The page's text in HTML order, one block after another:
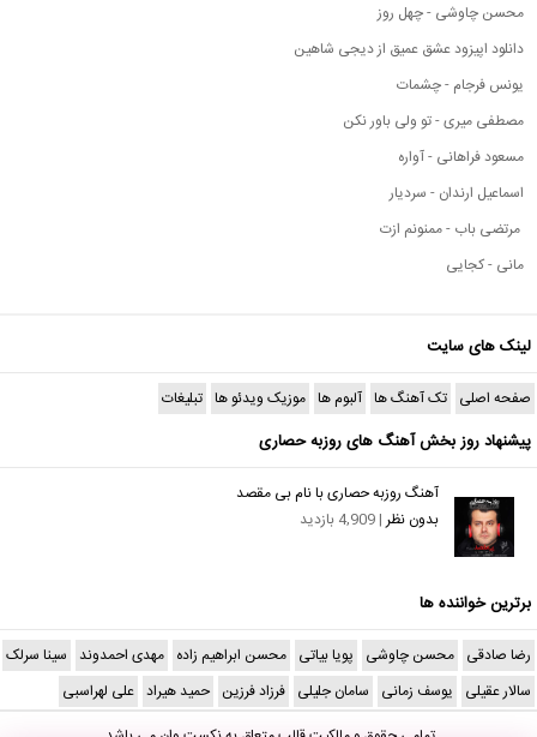
محسن چاوشی - چهل روز
دانلود اپیزود عشق عمیق از دیجی شاهین
یونس فرجام - چشمات
مصطفی میری - تو ولی باور نکن
مسعود فراهانی - آواره
اسماعیل ارندان - سردیار
مرتضی باب - ممنونم ازت
مانی - کجایی
لینک های سایت
صفحه اصلی تک آهنگ ها آلبوم ها موزیک ویدئو ها تبلیغات
پیشنهاد روز بخش آهنگ های روزبه حصاری
آهنگ روزبه حصاری با نام بی مقصد
بدون نظر | 4,909 بازدید
برترین خواننده ها
رضا صادقی محسن چاوشی پویا بیاتی محسن ابراهیم زاده مهدی احمدوند سینا سرلک
سالار عقیلی یوسف زمانی سامان جلیلی فرزاد فرزین حمید هیراد علی لهراسبی